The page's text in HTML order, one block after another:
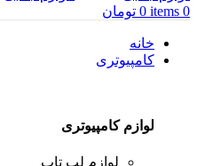
0
items
0 تومان
خانه
کامپیوتری
لوازم کامپیوتری
لوازم لپ تاپ